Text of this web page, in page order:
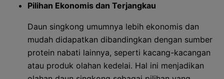
Pilihan Ekonomis dan Terjangkau
Daun singkong umumnya lebih ekonomis dan
mudah didapatkan dibandingkan dengan sumber
protein nabati lainnya, seperti kacang-kacangan
atau produk olahan kedelai. Hal ini menjadikan